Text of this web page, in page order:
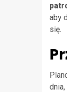
aby
się.